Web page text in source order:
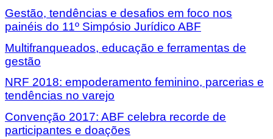
Gestão, tendências e desafios em foco nos
painéis do 11º Simpósio Jurídico ABF
Multifranqueados, educação e ferramentas de
gestão
NRF 2018: empoderamento feminino, parcerias e
tendências no varejo
Convenção 2017: ABF celebra recorde de
participantes e doações